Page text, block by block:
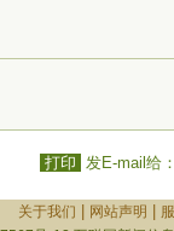
打印 发E-mail给
关于我们 网站声明